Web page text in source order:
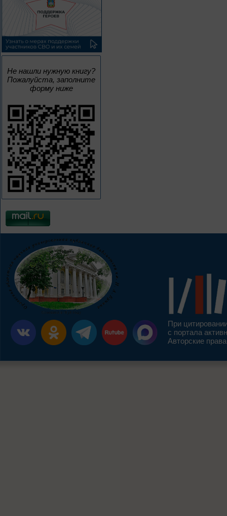
Не нашли нужную книгу?
Пожалуйста, заполните
форму ниже
При
с портала
Авторские